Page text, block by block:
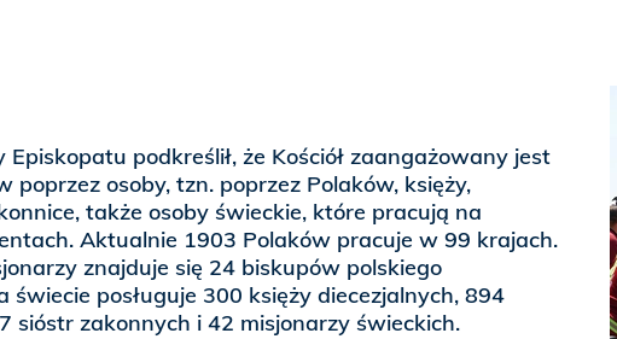
Episkopatu podkreślił, że Kościół zaangażowany jest
poprzez osoby, tzn. poprzez Polaków, księży,
także osoby świeckie, które pracują na
Aktualnie 1903 Polaków pracuje w 99 krajach.
znajduje się 24 biskupów polskiego
świecie posługuje 300 księży diecezjalnych, 894
sióstr zakonnych i 42 misjonarzy świeckich.